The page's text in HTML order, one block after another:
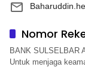
Nomor
BANK SULSELBAR
Untuk menjaga